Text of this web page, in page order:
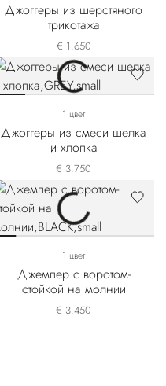
Джоггеры из шерстяного
трикотажа
€ 1.650
1 цвет
Джоггеры из смеси шелка
и хлопка
€ 3.750
1 цвет
Джемпер с воротом-
стойкой на молнии
€ 3.450